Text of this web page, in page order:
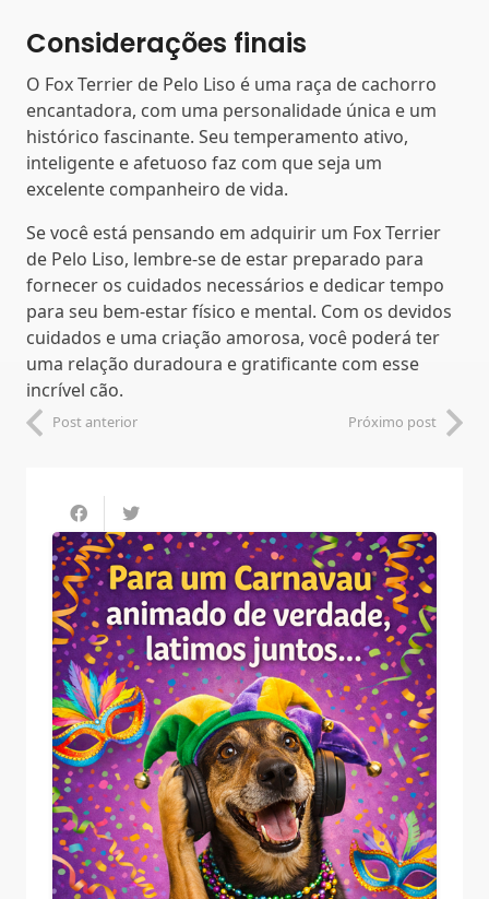
Considerações finais
O Fox Terrier de Pelo Liso é uma raça de cachorro
encantadora, com uma personalidade única e um
histórico fascinante. Seu temperamento ativo,
inteligente e afetuoso faz com que seja um
excelente companheiro de vida.
Se você está pensando em adquirir um Fox Terrier
de Pelo Liso, lembre-se de estar preparado para
fornecer os cuidados necessários e dedicar tempo
para seu bem-estar físico e mental. Com os devidos
cuidados e uma criação amorosa, você poderá ter
uma relação duradoura e gratificante com esse
incrível cão.
Post anterior Próximo post